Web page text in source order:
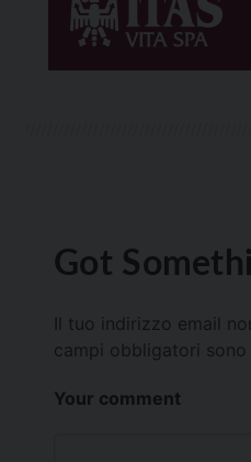
Got
Il tuo indirizzo email
campi obbligatori sono
Your comment